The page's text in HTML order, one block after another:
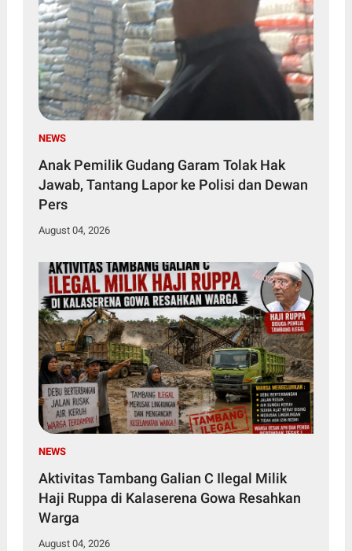
NEWS
Anak Pemilik Gudang Garam Tolak Hak
Jawab, Tantang Lapor ke Polisi dan Dewan
Pers
August 04, 2026
NEWS
Aktivitas Tambang Galian C Ilegal Milik
Haji Ruppa di Kalaserena Gowa Resahkan
Warga
August 04, 2026